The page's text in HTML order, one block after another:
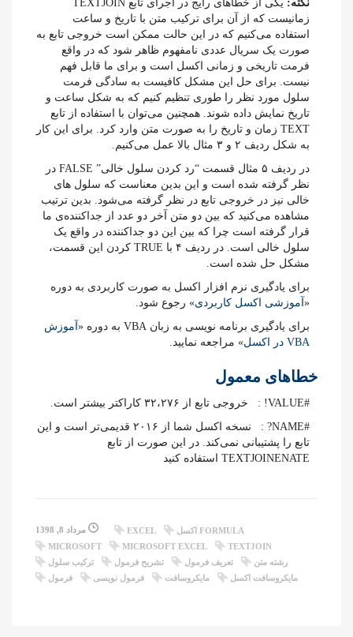
نکته:
یکی از خطاهای رایج در اجرای تابع TEXTJOIN
زمانیست که از آن برای ترکیب متن با تاریخ و ساعت
استفاده می‌کنیم که در این حالت ممکن است خروجی تابع به
صورت یک سریال عددی نامفهوم ظاهر شود که در واقع
فرمت تاریخی و زمانی اکسل است و برای ما قابل فهم
نیست. برای حل این مشکل کافیست به سادگی فرمت
سلول مورد نظر را طوری تنظیم کنیم که به شکل ساعت و
تاریخ نمایش داده شوند. همچنین می‌توان با استفاده از تابع
TEXT زمان و تاریخ را به صورت متن وارد کرد. برای این کار
به شکل ردیف ۲ و ۳ مثال بالا عمل می‌کنیم.
در ردیف ۵ مثال قسمت “رد کردن سلول خالی” FALSE در
نظر گرفته شده است و این بدین معناست که سلول های
خالی نیز در خروجی تابع در نظر گرفته می‌شود. بدین ترتیب
مشاهده می‌کنید که بین دو متن آخر دو عدد از جداکننده‌ی ما
قرار گرفته است چرا که بین این دو جداکننده در واقع یک
سلول خالی است. در ردیف ۴ با TRUE کردن این قسمت،
مشکل حل شده است.
برای یادگیری نرم افزار اکسل به صورت کاربردی به دوره
« آموزشی اکسل کاربردی» رجوع شود.
برای یادگیری برنامه نویسی به زبان VBA به دوره «
آموزش
VBA در اکسل
» مراجعه نمایید.
خطاهای معمول
#VALUE! : خروجی تابع از ۳۲،۲۷۶ کاراکتر بیشتر است.
#NAME? : نسخه اکسل شما از ۲۰۱۶ قدیمی‌تر است و این
تابع را پشتیبانی نمی‌کند. در این صورت از تابع
TEXTJOINENATE استفاده کنید
مرداد 8, 1398 EXCEL
FORMULA اکسل
MICROSOFT
MICROSOFT EXCEL
TEXTJOIN
ترکیب سلول
تشریح فرمول تعریف فرمول
رشته متن
فرمول
فرمول نویسی مایکروسافت مایکروسافت اکسل